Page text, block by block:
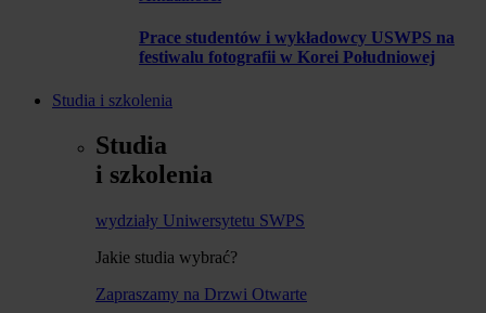
Prace studentów i wykładowcy USWPS na
festiwalu fotografii w Korei Południowej
Studia i szkolenia
Studia
i szkolenia
wydziały Uniwersytetu SWPS
Jakie studia wybrać?
Zapraszamy na Drzwi Otwarte